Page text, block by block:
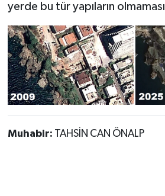
yerde bu tür yapıların
Muhabir: TAHSİN CAN ÖNALP